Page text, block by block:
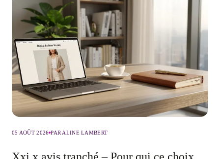
05 AOÛT 2026 PAR ALINE LAMBERT
Xxi x avis tranché – Pour qui ce choix